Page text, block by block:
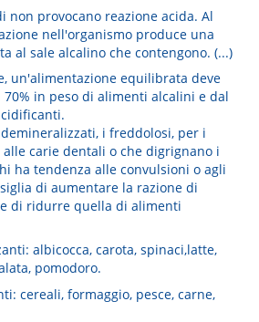
non provocano reazione acida. Al
nell'organismo produce una
al sale alcalino che contengono. (...)
un'alimentazione equilibrata deve
in peso di alimenti alcalini e dal
i freddolosi, per i
carie dentali o che digrignano i
ha tendenza alle convulsioni o agli
di aumentare la razione di
di ridurre quella di alimenti
albicocca, carota, spinaci,latte,
pomodoro.
cereali, formaggio, pesce, carne,